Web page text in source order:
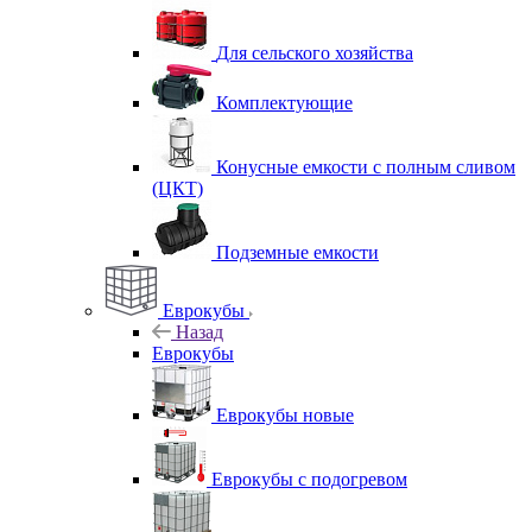
Для сельского хозяйства
Комплектующие
Конусные емкости с полным сливом
(ЦКТ)
Подземные емкости
Еврокубы
Назад
Еврокубы
Еврокубы новые
Еврокубы с подогревом